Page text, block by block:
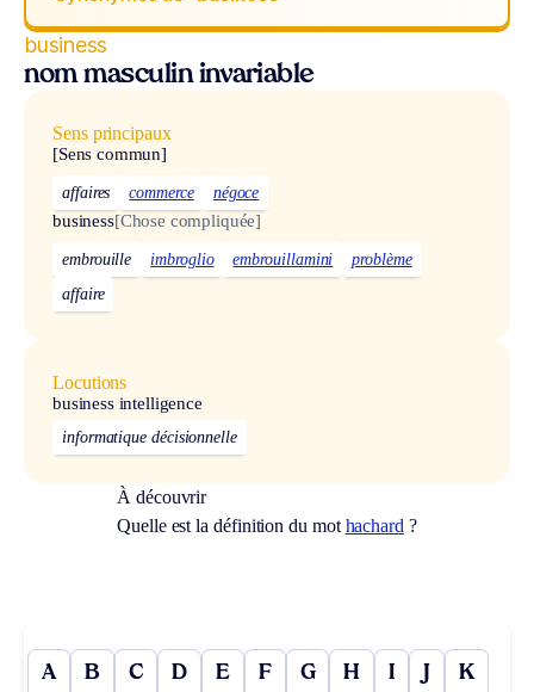
business
nom masculin invariable
Sens principaux
[Sens commun]
affaires commerce négoce
business[Chose compliquée]
embrouille imbroglio embrouillamini
problème
affaire
Locutions
business intelligence
informatique décisionnelle
À découvrir
Quelle est la définition du mot hachard ?
A B C D E F G H I J K